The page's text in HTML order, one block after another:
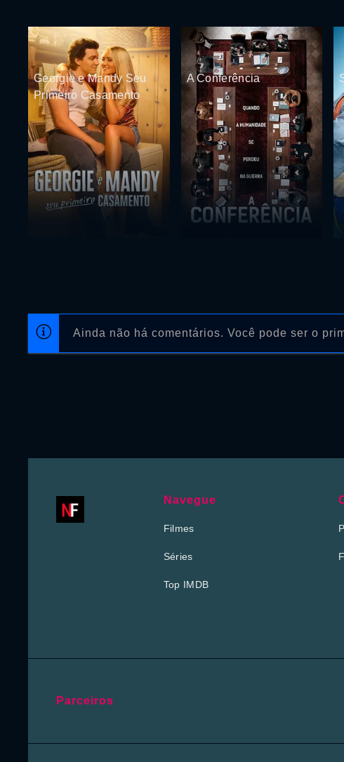
Ainda não há comentários. Você pode ser o
Georgie e Mandy Seu
Primeiro Casamento
A Conferência
Navegue
Filmes
Séries
Top IMDB
Parceiros